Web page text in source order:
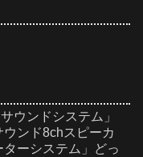
ウンドシステム」
ンド8chスピーカ
ーシステム」どっ